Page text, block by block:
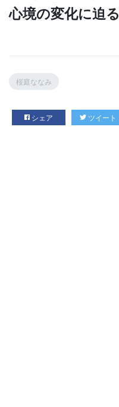
心境の変化に迫る
桜庭ななみ
シェア ツイート